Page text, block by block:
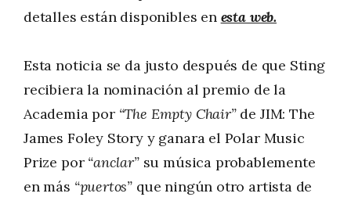
detalles están disponibles en esta web.
Esta noticia se da justo después de que Sting
recibiera la nominación al premio de la
Academia por “The Empty Chair”de JIM: The
James Foley Story y ganara el Polar Music
Prize por “anclar”su música probablemente
en más “puertos” que ningún otro artista de